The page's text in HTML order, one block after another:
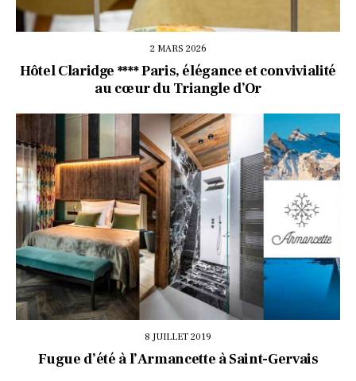
2 MARS 2026
Hôtel Claridge **** Paris, élégance et convivialité
au cœur du Triangle d’Or
8 JUILLET 2019
Fugue d’été à l’Armancette à Saint-Gervais